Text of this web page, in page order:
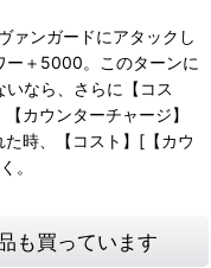
ァンガードにアタックし
ー＋5000。このターンに
なら、さらに【コス
カウンターチャージ】
時、【コスト】[【カウ
。
も買っています